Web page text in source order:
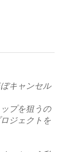
キャンセル
プを狙うの
ジェクトを